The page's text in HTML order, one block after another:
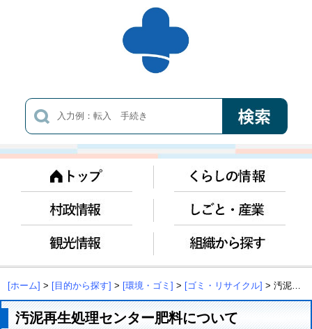
[ホーム] > [目的から探す] > [環境・ゴミ] > [ゴミ・リサイクル] > 汚泥再生処理センター肥料について
汚泥再生処理センター肥料について